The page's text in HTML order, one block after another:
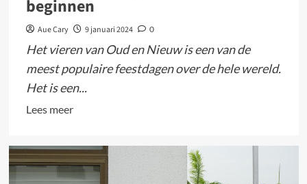
beginnen
Aue Cary 9 januari 2024 0
Het vieren van Oud en Nieuw is een van de
meest populaire feestdagen over de hele wereld.
Het is een...
Lees meerLees
De
beste